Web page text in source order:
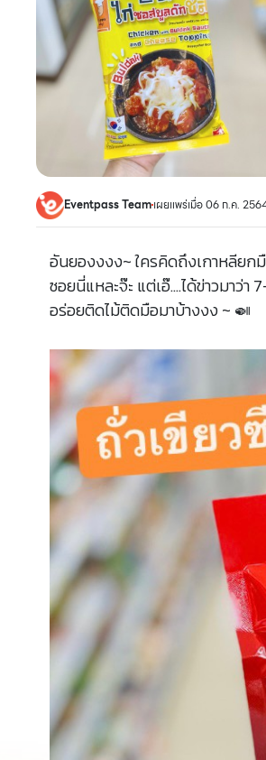
Eventpass Teamเผยแพร่เมื่อ 06 ก.ค.
อันยองงงง~ ใครคิดถึงเกาหลียกมื
ซอยนี่แหละจ๊ะ แต่เอ๊....ได้ข่าวมาว่า
อร่อยติดไม้ติดมือมาบ้างงง ~ 🍛